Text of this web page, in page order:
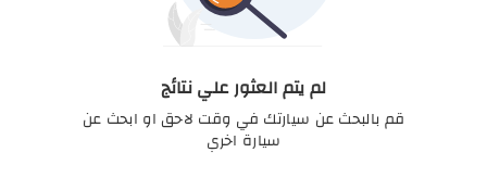
لم يتم العثور علي نتائج
قم بالبحث عن سيارتك في وقت لاحق او ابحث عن
سيارة اخري